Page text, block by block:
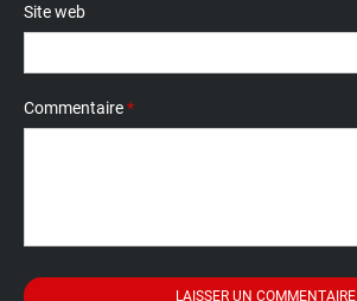
Site web
Commentaire*